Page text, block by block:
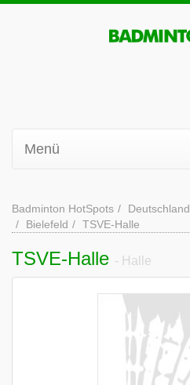
Menü
Badminton HotSpots Deutschland
Bielefeld
TSVE-Halle
TSVE-Halle - Halle